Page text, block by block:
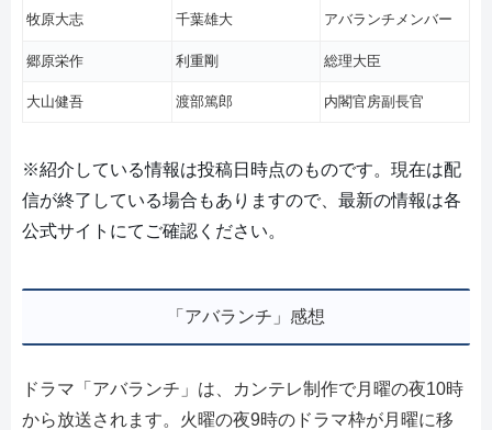
牧原大志 千葉雄大 アバランチメンバー
郷原栄作 利重剛 総理大臣
大山健吾 渡部篤郎 内閣官房副長官
※紹介している情報は投稿日時点のものです。現在は配
信が終了している場合もありますので、最新の情報は各
公式サイトにてご確認ください。
「アバランチ」感想
ドラマ「アバランチ」は、カンテレ制作で月曜の夜10時
から放送されます。火曜の夜9時のドラマ枠が月曜に移